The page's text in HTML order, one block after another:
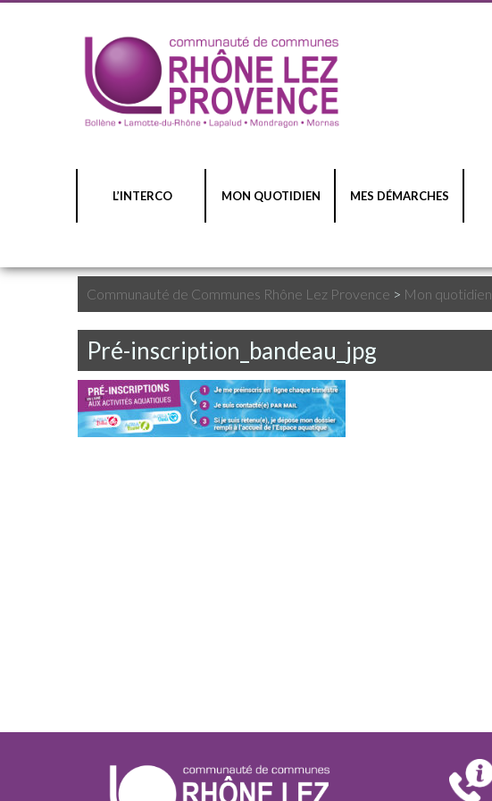
L’INTERCO MON QUOTIDIEN MES DÉMARCHES
Communauté de Communes Rhône Lez Provence > Mon quotidien
Pré-inscription_bandeau_jpg